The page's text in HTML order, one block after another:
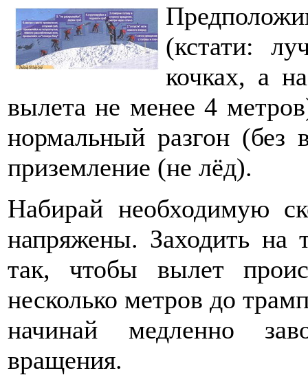
(кстати:
кочках, а
вылета не менее 4
нормальный разгон (без
приземление (не лёд).
Набирай необходимую
напряжены. Заходить
так, чтобы вылет
несколько метров до
начинай медленно
вращения.